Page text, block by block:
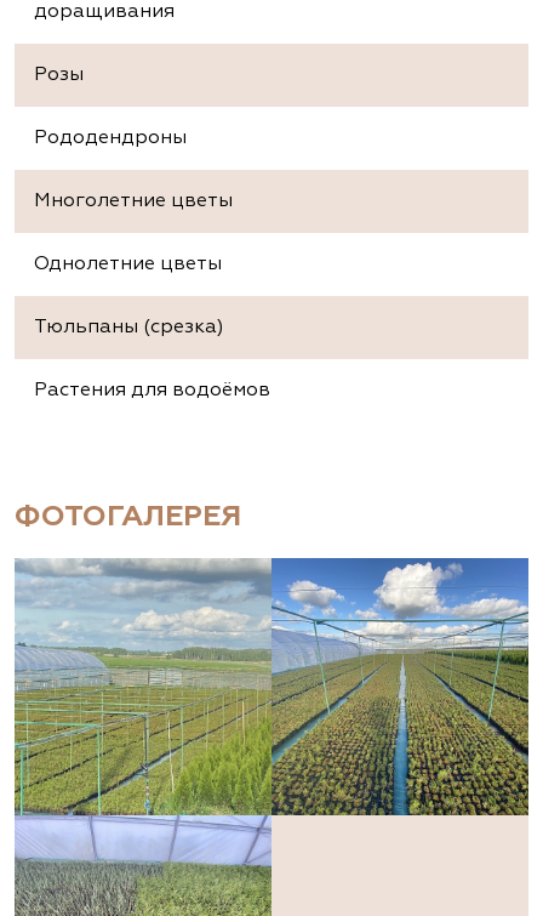
доращивания
Розы
Рододендроны
Многолетние цветы
Однолетние цветы
Тюльпаны (срезка)
Растения для водоёмов
ФОТОГАЛЕРЕЯ